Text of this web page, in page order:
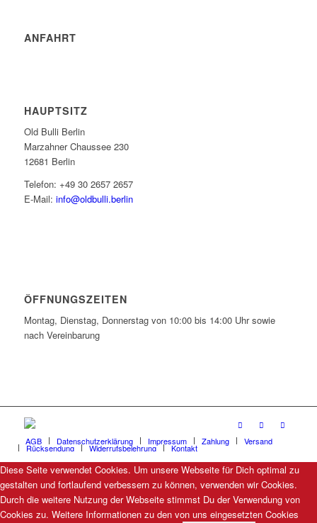
ANFAHRT
HAUPTSITZ
Old Bulli Berlin
Marzahner Chaussee 230
12681 Berlin
Telefon: +49 30 2657 2657
E-Mail: info@oldbulli.berlin
ÖFFNUNGSZEITEN
Montag, Dienstag, Donnerstag von 10:00 bis 14:00 Uhr sowie
nach Vereinbarung
AGB Datenschutzerklärung Impressum Zahlung Versand
Rücksendung Widerrufsbelehrung Kontakt
Diese Seite verwendet Cookies. Um unsere Webseite für Dich optimal zu
gestalten und fortlaufend verbessern zu können, verwenden wir Cookies.
Durch die weitere Nutzung der Webseite stimmst Du der Verwendung von
Cookies zu. Weitere Informationen zu den von uns eingesetzten Cookies